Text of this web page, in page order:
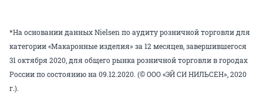
*На основании данных Nielsen по аудиту розничной торговли для
категории «Макаронные изделия» за 12 месяцев, завершившегося
31 октября 2020, для общего рынка розничной торговли в городах
России по состоянию на 09.12.2020. (© ООО «ЭЙ СИ НИЛЬСЕН», 2020
г.).